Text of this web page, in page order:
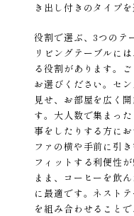
き出し付きのタイプ
役割で選ぶ、3つのテ
リビングテーブルに
る役割があります。
お選びください。セ
見せ、お部屋を広く
す。大人数で集まっ
事をしたりする方に
ファの横や手前に引
フィットする利便性
まま、コーヒーを飲
に最適です。ネスト
を組み合わせること